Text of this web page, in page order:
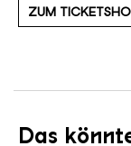
ZUM
Das